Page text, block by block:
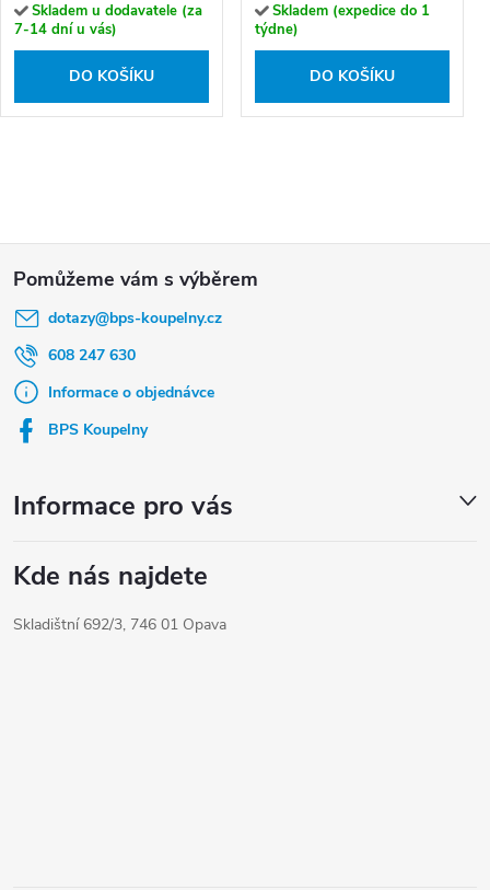
Skladem u dodavatele (za
7-14 dní u vás)
DO KOŠÍKU
Skladem (expedice do 1
týdne)
DO KOŠÍKU
dotazy@bps-koupelny.cz
608 247 630
Informace o objednávce
BPS Koupelny
Informace pro vás
Kde nás najdete
Skladištní 692/3, 746 01 Opava